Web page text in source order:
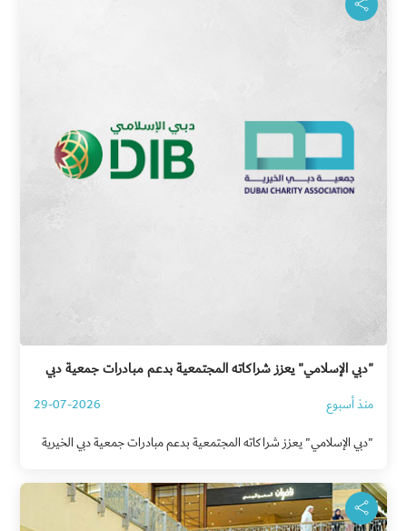
"دبي الإسلامي" يعزز شراكاته المجتمعية بدعم مبادرات جمعية دبي
منذ أسبوع
29-07-2026
"دبي الإسلامي" يعزز شراكاته المجتمعية بدعم مبادرات جمعية دبي الخيرية